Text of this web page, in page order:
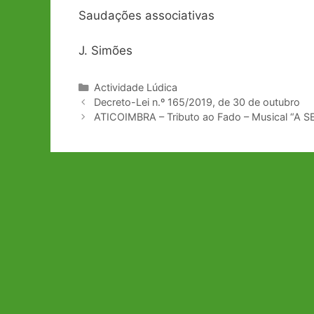
Saudações associativas
J. Simões
Categorias
Actividade Lúdica
Navegação
de
Decreto-Lei n.º 165/2019, de 30 de outubro
ATICOIMBRA – Tributo ao Fado – Musical “A